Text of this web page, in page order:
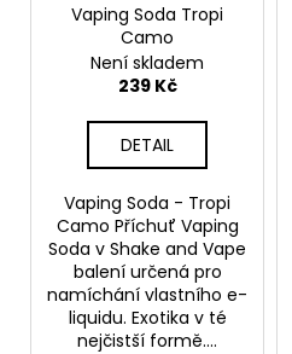
Vaping Soda Tropi
Camo
Není skladem
239 Kč
DETAIL
Vaping Soda - Tropi
Camo Příchuť Vaping
Soda v Shake and Vape
balení určená pro
namíchání vlastního e-
liquidu. Exotika v té
nejčistší formě....